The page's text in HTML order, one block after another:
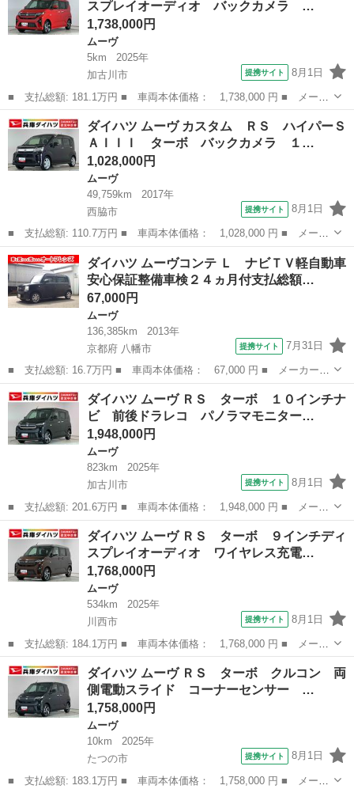
証 ９イン...
スプレイオーディオ バックカメラ …
1,738,000円
ムーヴ
5km
2025年
加古川市
提携サイト 8月1日
■ 支払総額: 181.1万円 ■ 車両本体価格： 1,738,000 円 ■ メーカ
ー名： ダイハツ ■ 車種名： ムーヴ ■ グレード名： ＲＳ タ
ーボ ９インチディスプレイオーディオ バックカメラ １年保証
９インチ...
兵庫 加古川市
ダイハツ ムーヴ カスタム ＲＳ ハイパーＳ
ＡＩＩＩ ターボ バックカメラ １…
1,028,000円
ムーヴ
49,759km
2017年
西脇市
提携サイト 8月1日
■ 支払総額: 110.7万円 ■ 車両本体価格： 1,028,000 円 ■ メーカ
ー名： ダイハツ ■ 車種名： ムーヴ ■ グレード名： カスタ
ム ＲＳ ハイパーＳＡＩＩＩ ターボ バックカメラ １年保証
ナビＴＶ ...
兵庫 西脇市 ムーヴ
ダイハツ ムーヴコンテ Ｌ ナビＴＶ軽自動車
安心保証整備車検２４ヵ月付支払総額…
67,000円
ムーヴ
136,385km
2013年
京都府 八幡市
提携サイト 7月31日
■ 支払総額: 16.7万円 ■ 車両本体価格： 67,000 円 ■ メーカー
名： ダイハツ ■ 車種名： ムーヴコンテ ■ グレード名： Ｌ
ナビＴＶ軽自動車安心保証整備車検２４ヵ月付支払総額￥１６７，０
００－ メモリ...
京都 八幡市 ムーヴ
ダイハツ ムーヴ ＲＳ ターボ １０インチナ
ビ 前後ドラレコ パノラマモニター…
1,948,000円
ムーヴ
823km
2025年
加古川市
提携サイト 8月1日
■ 支払総額: 201.6万円 ■ 車両本体価格： 1,948,000 円 ■ メーカ
ー名： ダイハツ ■ 車種名： ムーヴ ■ グレード名： ＲＳ タ
ーボ １０インチナビ 前後ドラレコ パノラマモニター １年保
証 １０イ...
兵庫 加古川市
ダイハツ ムーヴ ＲＳ ターボ ９インチディ
スプレイオーディオ ワイヤレス充電…
1,768,000円
ムーヴ
534km
2025年
川西市
提携サイト 8月1日
■ 支払総額: 184.1万円 ■ 車両本体価格： 1,768,000 円 ■ メーカ
ー名： ダイハツ ■ 車種名： ムーヴ ■ グレード名： ＲＳ タ
ーボ ９インチディスプレイオーディオ ワイヤレス充電 １年保
証 ９イン...
兵庫 川西市 ムーヴ
ダイハツ ムーヴ ＲＳ ターボ クルコン 両
側電動スライド コーナーセンサー …
1,758,000円
ムーヴ
10km
2025年
たつの市
提携サイト 8月1日
■ 支払総額: 183.1万円 ■ 車両本体価格： 1,758,000 円 ■ メーカ